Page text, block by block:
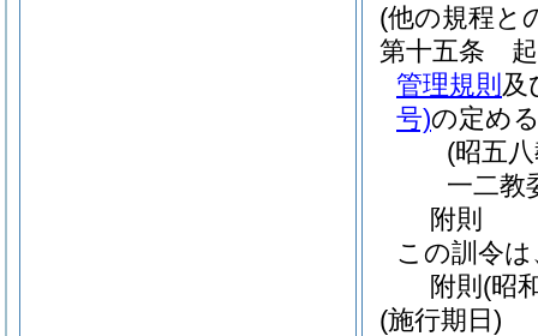
(他の規程と
第十五条
管理規則 及
号)の定め
(昭五
一二教
附則
この訓令
附則 (昭
(施行期日)